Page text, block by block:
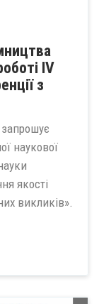
ІV
з
наукової
якості
викликів».